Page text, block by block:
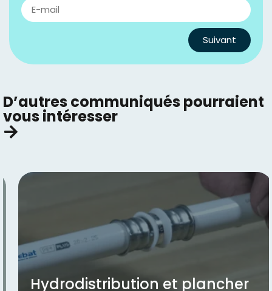
Suivant
D’autres communiqués pourraient
vous intéresser​
Hydrodistribution et plancher